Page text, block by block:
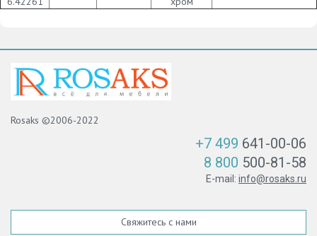
Rosaks ©2006-2022
+7 499 641-00-06
8 800 500-81-58
E-mail: info@rosaks.ru
Свяжитесь с нами